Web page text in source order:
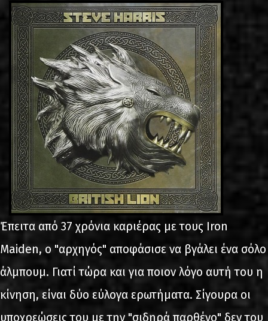
Έπειτα από 37 χρόνια καριέρας με τους Iron
Maiden, ο "αρχηγός" αποφάσισε να βγάλει ένα σόλο
άλμπουμ. Γιατί τώρα και για ποιον λόγο αυτή του η
κίνηση, είναι δύο εύλογα ερωτήματα. Σίγουρα οι
υποχρεώσεις του με την "σιδηρά παρθένο" δεν του